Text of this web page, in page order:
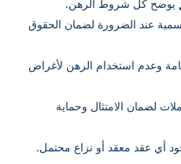
يوضح كل شروط الرهن.
عند الضرورة لضمان الحقوق
وعدم استخدام الرهن لأغراض
لضمان الامتثال وحماية
أي عقد معقد أو نزاع محتمل.